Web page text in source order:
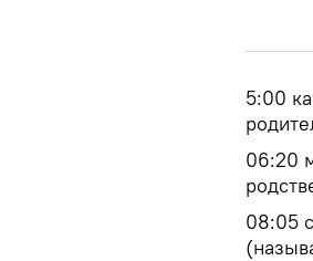
5:00
06:20
08:05